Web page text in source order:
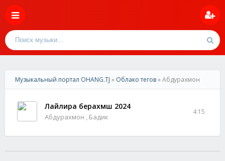
Музыкальный портал OHANG.TJ » Облако тегов» Абдурахмон
Лайлира берахмш 2024
Абдурахмон , Бадик
4:15